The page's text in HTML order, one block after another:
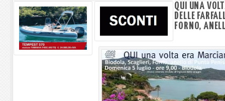
QUI UNA
DELLE
FORNO,